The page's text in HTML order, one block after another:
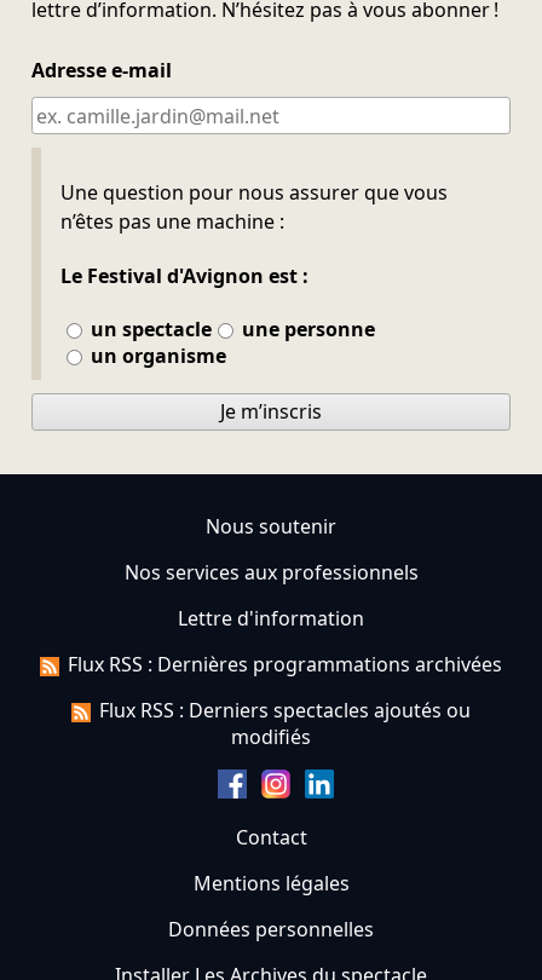
lettre d’information. N’hésitez pas à vous abonner !
Adresse e-mail
Une question pour nous assurer que vous
n’êtes pas une machine :
Le Festival d'Avignon est :
un spectacle
une personne
un organisme
Ne pas remplir
Je m’inscris
Nous soutenir
Nos services aux professionnels
Lettre d'information
Flux RSS : Dernières programmations archivées
Flux RSS : Derniers spectacles ajoutés ou
modifiés
Contact
Mentions légales
Données personnelles